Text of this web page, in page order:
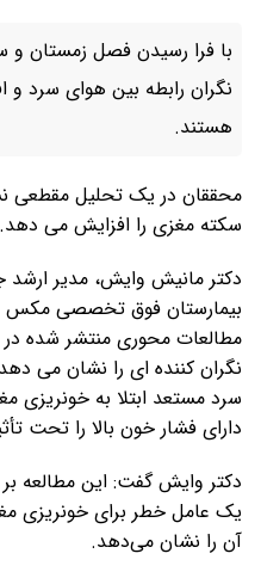
با فرا رسیدن فصل زمستان و
نگران رابطه بین هوای سرد
هستند.
محققان در یک تحلیل مقطعی
سکته مغزی را افزایش می دهد.
دکتر مانیش وایش، مدیر
بیمارستان فوق تخصصی مکس
مطالعات محوری منتشر شده در
نگران کننده ای را نشان می
سرد مستعد ابتلا به خونریزی
دارای فشار خون بالا را تحت
دکتر وایش گفت: این مطالعه
یک عامل خطر برای خونریزی
آن را نشان می‌دهد.